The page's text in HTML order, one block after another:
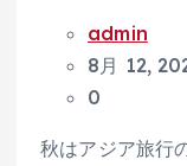
admin
8月 12,
0
秋はアジア旅行